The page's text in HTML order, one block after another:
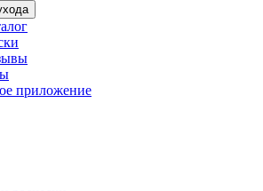
приложение